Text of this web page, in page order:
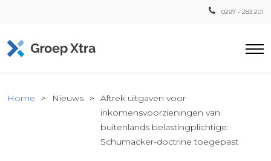
0297 - 283 201
Home Nieuws
Aftrek uitgaven voor
inkomensvoorzieningen van
buitenlands belastingplichtige:
Schumacker-doctrine toegepast